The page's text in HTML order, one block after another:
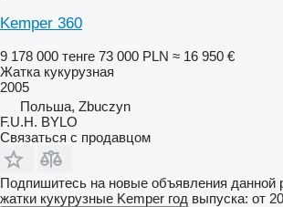
Kemper 360
9 178 000 тенге 73 000 PLN ≈ 16 950 €
Жатка кукурузная
2005
Польша, Zbuczyn
F.U.H. BYLO
Связаться с продавцом
Подпишитесь на новые объявления данной
жатки кукурузные Kemper год выпуска: от